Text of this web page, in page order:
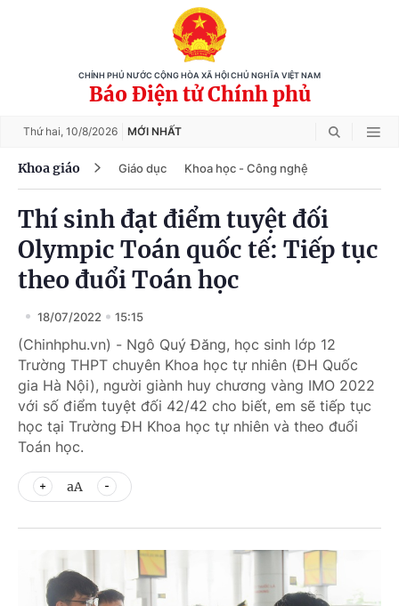
CHÍNH PHỦ NƯỚC CỘNG HÒA XÃ HỘI CHỦ NGHĨA VIỆT NAM
Báo Điện tử Chính phủ
Thứ hai, 10/8/2026 MỚI NHẤT
Khoa giáo Giáo dục Khoa học - Công nghệ
Thí sinh đạt điểm tuyệt đối
Olympic Toán quốc tế: Tiếp tục
theo đuổi Toán học
18/07/2022 15:15
(Chinhphu.vn) - Ngô Quý Đăng, học sinh lớp 12
Trường THPT chuyên Khoa học tự nhiên (ĐH Quốc
gia Hà Nội), người giành huy chương vàng IMO 2022
với số điểm tuyệt đối 42/42 cho biết, em sẽ tiếp tục
học tại Trường ĐH Khoa học tự nhiên và theo đuổi
Toán học.
aA